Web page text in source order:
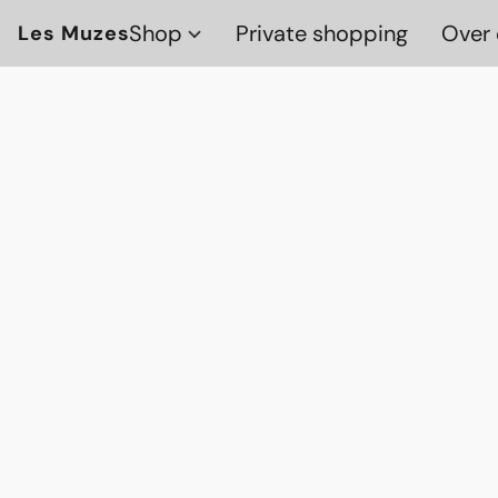
Les MuzesShop Private shopping Over